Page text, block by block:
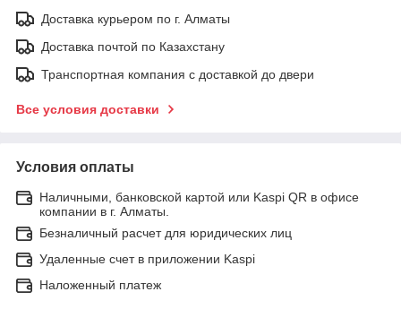
Доставка курьером по г. Алматы
Доставка почтой по Казахстану
Транспортная компания с доставкой до двери
Все условия доставки
Условия оплаты
Наличными, банковской картой или Kaspi QR в офисе
компании в г. Алматы.
Безналичный расчет для юридических лиц
Удаленные счет в приложении Kaspi
Наложенный платеж